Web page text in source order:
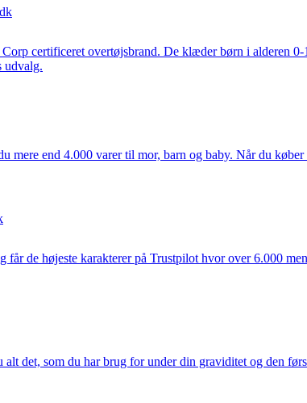
certificeret overtøjsbrand. De klæder børn i alderen
udvalg.
mere end 4.000 varer til mor, barn og baby. Når du
de højeste karakterer på Trustpilot hvor over 6.000
det, som du har brug for under din graviditet og den